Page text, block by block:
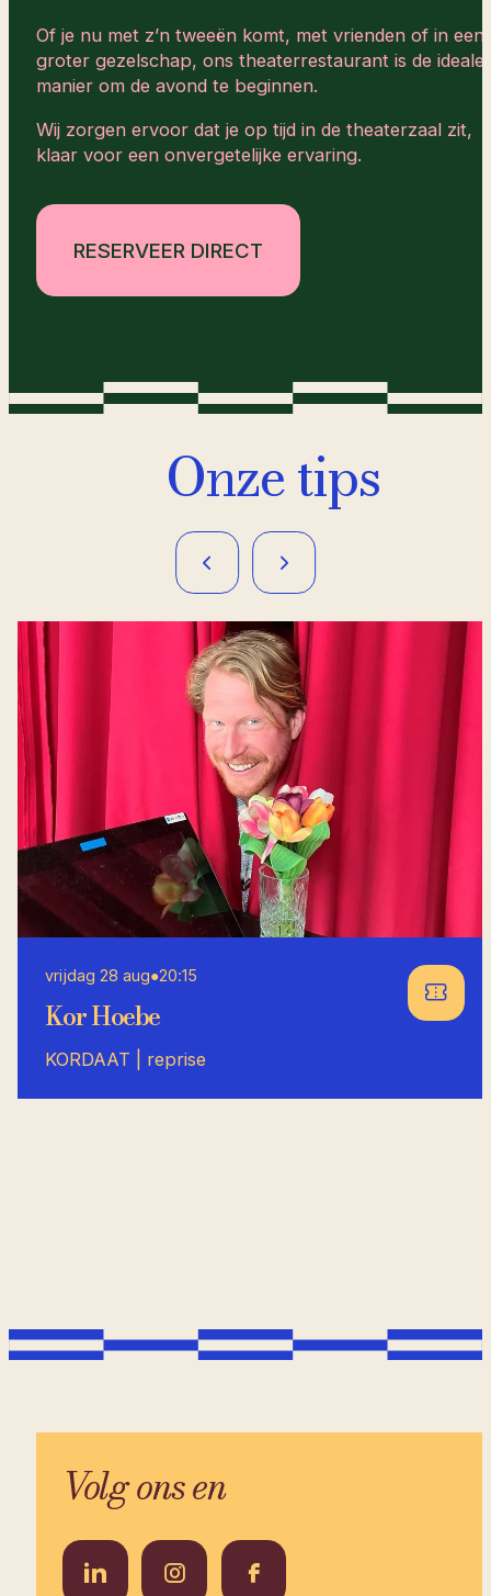
Of je nu met z’n tweeën komt, met vrienden of in een
groter gezelschap, ons theaterrestaurant is de ideale
manier om de avond te beginnen.
Wij zorgen ervoor dat je op tijd in de theaterzaal zit,
klaar voor een onvergetelijke ervaring.
RESERVEER DIRECT
Onze tips
vrijdag 28 aug●20:15
Kor Hoebe
KORDAAT | reprise
Volg ons en